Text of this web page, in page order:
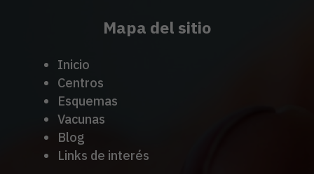
Mapa del sitio
Inicio
Centros
Esquemas
Vacunas
Blog
Links de interés